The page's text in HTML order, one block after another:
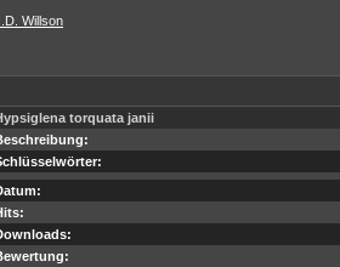
Willson
torquata janii